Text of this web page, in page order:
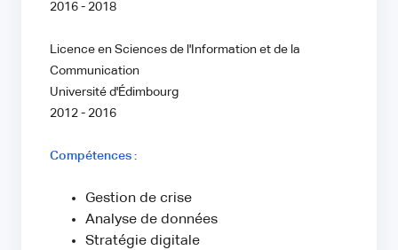
2016 - 2018
Licence en Sciences de l'Information et de la
Communication
Université d'Édimbourg
2012 - 2016
Compétences :
Gestion de crise
Analyse de données
Stratégie digitale